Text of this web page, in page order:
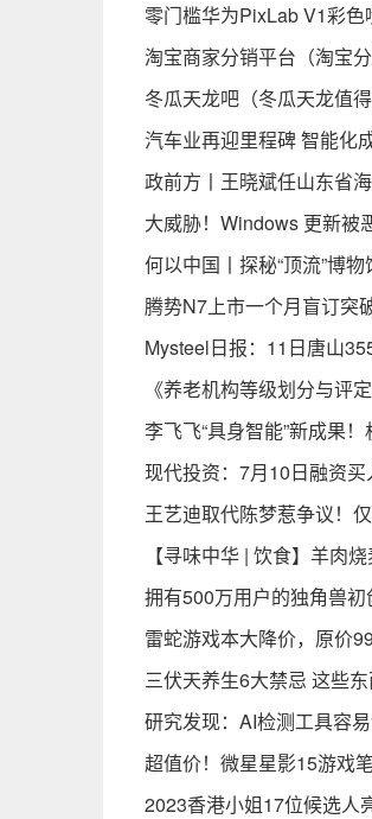
零门槛华为PixLab V1彩
淘宝商家分销平台（淘宝
冬瓜天龙吧（冬瓜天龙值得
汽车业再迎里程碑 智能化
政前方丨王晓斌任山东省
大威胁！Windows 更新被
何以中国丨探秘“顶流”博
腾势N7上市一个月盲订突
Mysteel日报：11日唐山
《养老机构等级划分与评
李飞飞“具身智能”新成果
现代投资：7月10日融资
王艺迪取代陈梦惹争议！
【寻味中华 | 饮食】羊肉
拥有500万用户的独角兽
雷蛇游戏本大降价，原价
三伏天养生6大禁忌 这些
研究发现：AI检测工具容
超值价！微星星影15游戏
2023香港小姐17位候选人